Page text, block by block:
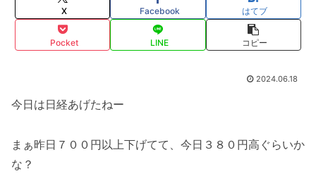
X Facebook はてブ
Pocket LINE コピー
2024.06.18
今日は日経あげたねー
まぁ昨日７００円以上下げてて、今日３８０円高ぐらいか
な？